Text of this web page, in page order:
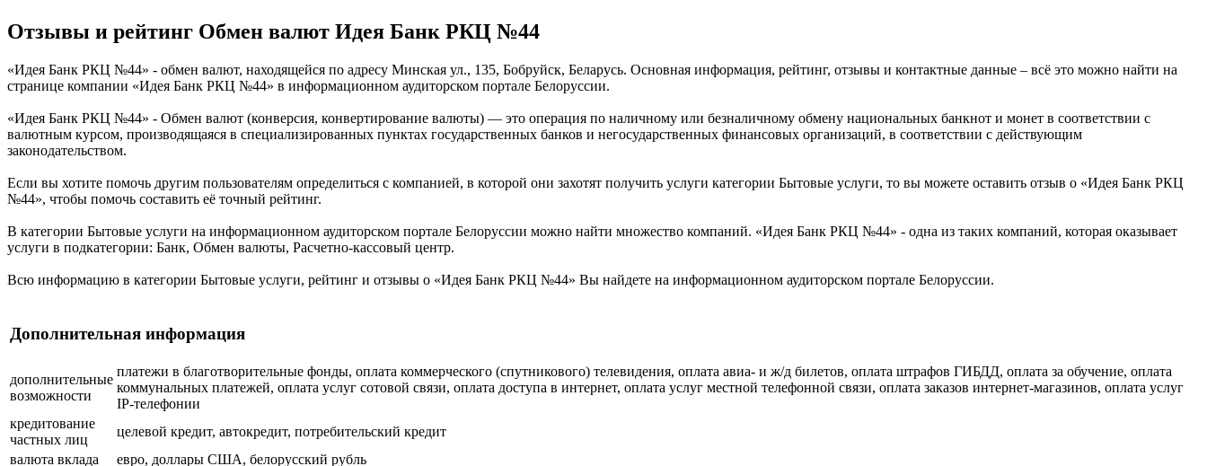
Отзывы и рейтинг Обмен валют Идея Банк РКЦ №44
«Идея Банк РКЦ №44» - обмен валют, находящейся по адресу Минская ул., 135, Бобруйск, Беларусь. Основная информация, рейтинг, отзывы и контактные данные – всё это можно найти на
странице компании «Идея Банк РКЦ №44» в информационном аудиторском портале Белоруссии.
«Идея Банк РКЦ №44» - Обмен валют (конверсия, конвертирование валюты) — это операция по наличному или безналичному обмену национальных банкнот и монет в соответствии с
валютным курсом, производящаяся в специализированных пунктах государственных банков и негосударственных финансовых организаций, в соответствии с действующим
законодательством.
Если вы хотите помочь другим пользователям определиться с компанией, в которой они захотят получить услуги категории Бытовые услуги, то вы можете оставить отзыв о «Идея Банк РКЦ
№44», чтобы помочь составить её точный рейтинг.
В категории Бытовые услуги на информационном аудиторском портале Белоруссии можно найти множество компаний. «Идея Банк РКЦ №44» - одна из таких компаний, которая оказывает
услуги в подкатегории: Банк, Обмен валюты, Расчетно-кассовый центр.
Всю информацию в категории Бытовые услуги, рейтинг и отзывы о «Идея Банк РКЦ №44» Вы найдете на информационном аудиторском портале Белоруссии.
Дополнительная информация
дополнительные
возможности
платежи в благотворительные фонды, оплата коммерческого (спутникового) телевидения, оплата авиа- и ж/д билетов, оплата штрафов ГИБДД, оплата за обучение, оплата
коммунальных платежей, оплата услуг сотовой связи, оплата доступа в интернет, оплата услуг местной телефонной связи, оплата заказов интернет-магазинов, оплата услуг
IP-телефонии
кредитование
частных лиц
целевой кредит, автокредит, потребительский кредит
валюта вклада
евро, доллары США, белорусский рубль